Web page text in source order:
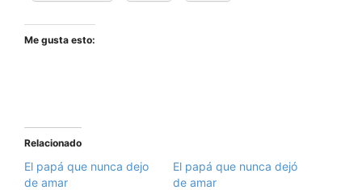
Me gusta esto:
Relacionado
El papá que nunca dejo
de amar
El papá que nunca dejó
de amar